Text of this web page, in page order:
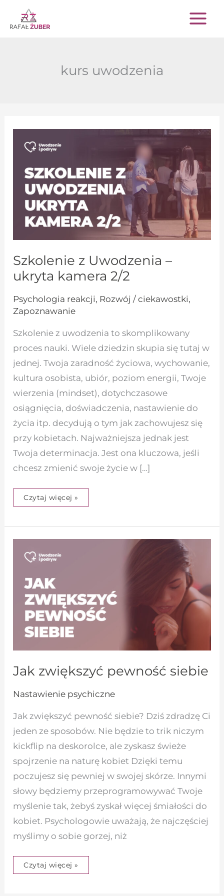
Przejdź
do
kurs uwodzenia
Szkolenie z Uwodzenia –
ukryta kamera 2/2
Psychologia reakcji, Rozwój / ciekawostki,
Zapoznawanie
Szkolenie z uwodzenia to skomplikowany
proces nauki. Wiele dziedzin skupia się tutaj w
jednej. Twoja zaradność życiowa, wychowanie,
kultura osobista, ubiór, poziom energii, Twoje
wierzenia (mindset), dotychczasowe
osiągnięcia, doświadczenia, nastawienie do
życia itp. decydują o tym jak zachowujesz się
przy kobietach. Najważniejsza jednak jest
Twoja determinacja. Jest ona kluczowa, jeśli
chcesz zmienić swoje życie w […]
Szkolenie
Uwodzenia
–
kamera
2/2
Czytaj więcej »
Jak zwiększyć pewność siebie
Nastawienie psychiczne
Jak zwiększyć pewność siebie? Dziś zdradzę Ci
jeden ze sposobów. Nie będzie to trik niczym
kickflip na deskorolce, ale zyskasz świeże
spojrzenie na naturę kobiet Dzięki temu
poczujesz się pewniej w swojej skórze. Innymi
słowy będziemy przeprogramowywać Twoje
myślenie tak, żebyś zyskał więcej śmiałości do
kobiet. Psychologowie uważają, że najczęściej
myślimy o sobie gorzej, niż
Jak
pewność
siebie
Czytaj więcej »